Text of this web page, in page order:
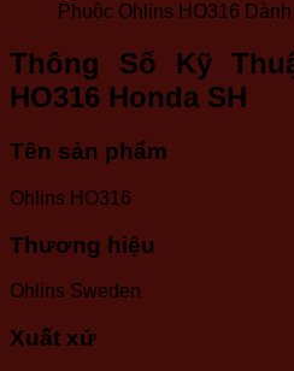
Phuộc Ohlins HO316
Thông Số Kỹ
HO316 Honda SH
Tên sản phẩm
Ohlins HO316
Thương hiệu
Ohlins Sweden
Xuất xứ